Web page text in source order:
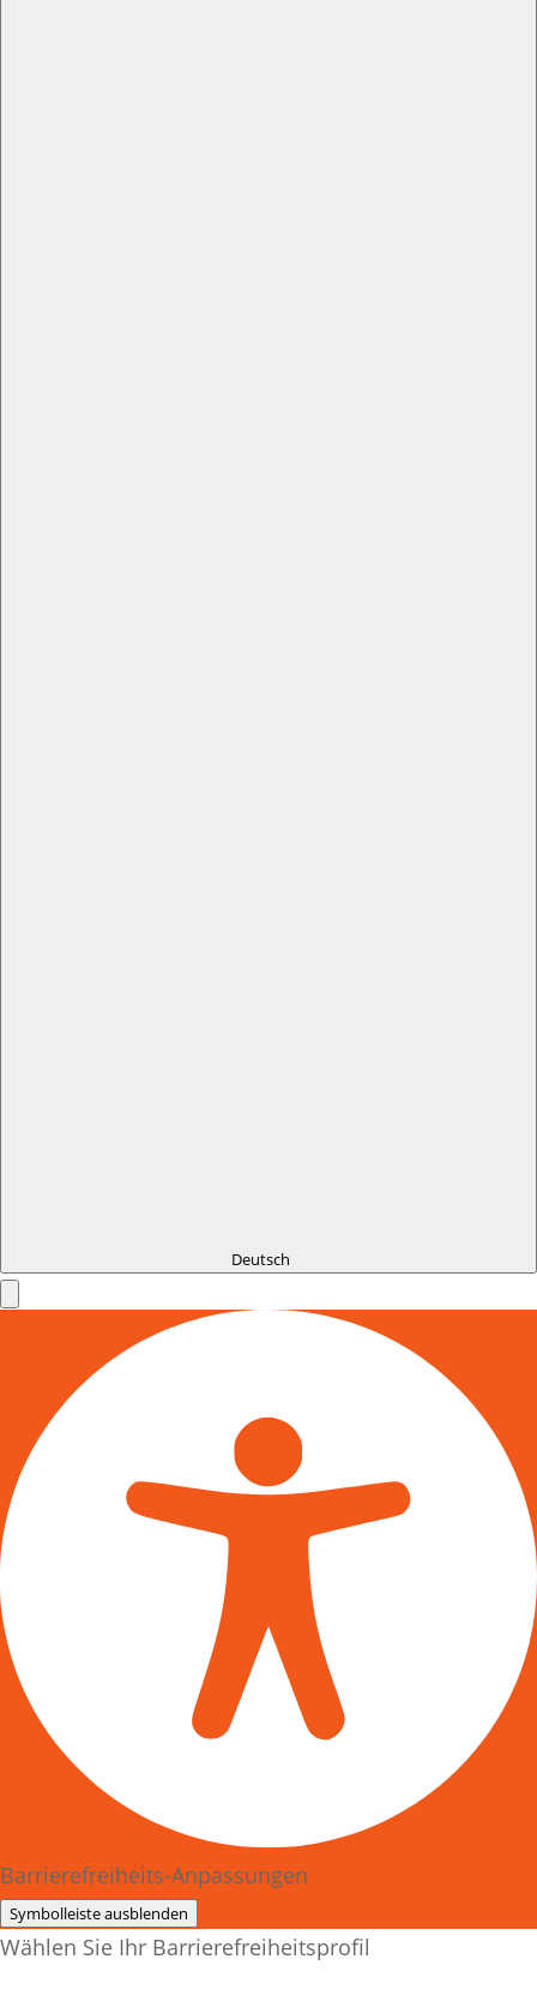
Deutsch
Barrierefreiheits-Anpassungen
Symbolleiste ausblenden
Wählen Sie Ihr Barrierefreiheitsprofil